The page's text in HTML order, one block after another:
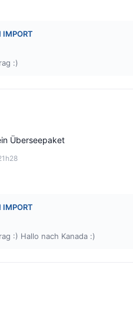
:)
Überseepaket
:) Hallo nach Kanada :)